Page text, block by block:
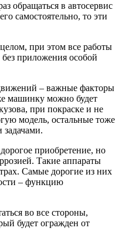
обращаться в автосервис
самостоятельно, то эти
при этом все работы
приложения особой
– важные факторы
машинку можно будет
при покраске и не
модель, остальные тоже
задачами.
приобретение, но
Такие аппараты
Самые дорогие из них
– функцию
во все стороны,
будет огражден от